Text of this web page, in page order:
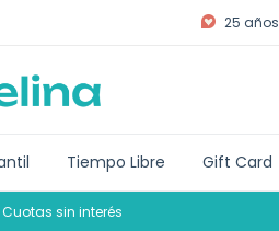
25
Tiempo Libre Gift Card
sin interés